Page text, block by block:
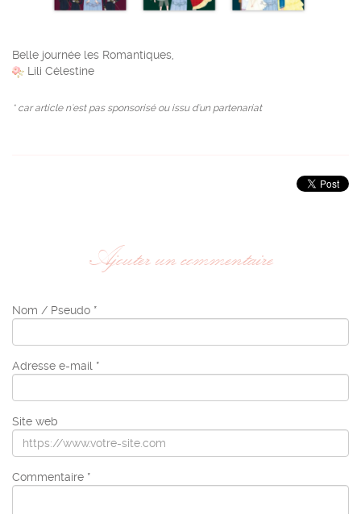
Belle journée les Romantiques,
Lili Célestine
* car article n'est pas sponsorisé ou issu d'un partenariat
Ajouter un commentaire
Nom / Pseudo *
Adresse e-mail *
Site web
Commentaire *